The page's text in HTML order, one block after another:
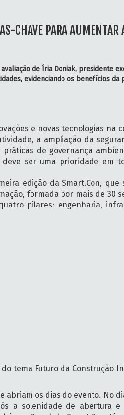
CHAVE PARA
de Íria Doniak, presidente
evidenciando os benefícios da
e novas tecnologias na
a ampliação da
de governança
deve ser uma prioridade em
edição da Smart.Con, que
formada por mais de 30
pilares: engenharia,
tema Futuro da Construção
abriam os dias do evento. No
a solenidade de abertura